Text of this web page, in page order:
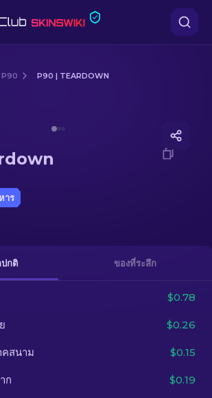
ง
P90 P90 | TEARDOWN
าร
กติ ของที่ระลึก
$0.78
$0.26
สนาม $0.15
ก $0.19